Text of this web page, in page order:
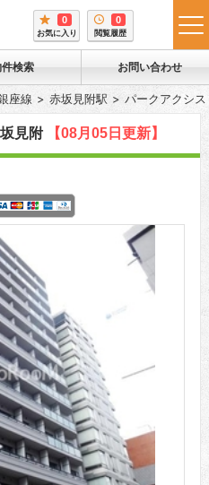
0
お気に入り
0
閲覧履歴
検索 お問い合わせ
座線 赤坂見附駅 パークアクシ
見附 【08月05日更新】